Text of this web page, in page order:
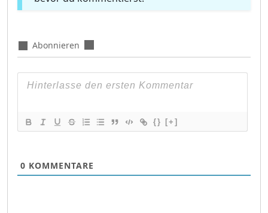
Abonnieren
{} [+]
0 KOMMENTARE